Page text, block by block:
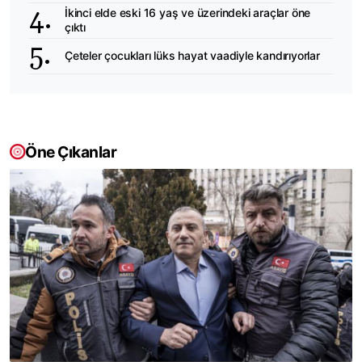
İkinci elde eski 16 yaş ve üzerindeki araçlar öne
çıktı
Çeteler çocukları lüks hayat vaadiyle kandırıyorlar
Öne Çıkanlar